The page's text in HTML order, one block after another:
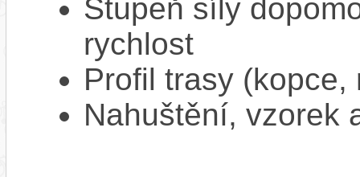
Stupeň síly
rychlost
Profil trasy
Nahuštění, vzorek